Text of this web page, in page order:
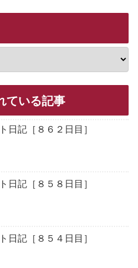
ている記事
日記［８６２日目］
日記［８５８日目］
日記［８５４日目］